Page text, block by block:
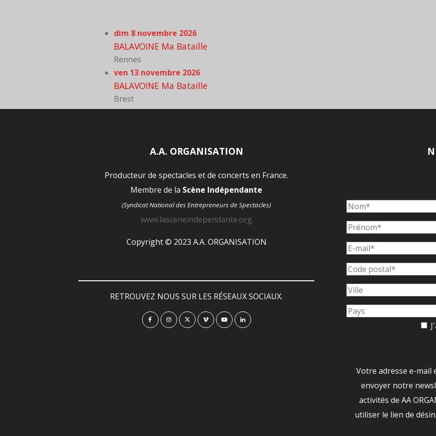
dim 8 novembre 2026
BALAVOINE Ma Bataille
Rennes
ven 13 novembre 2026
BALAVOINE Ma Bataille
Brest
A.A. ORGANISATION
Producteur de spectacles et de concerts en France.
Membre de la Scène Indépendante
(Syndicat National des Entrepreneurs de Spectacles)
www.lasceneindependante.org
Copyright © 2023 A.A. ORGANISATION
RETROUVEZ NOUS SUR LES RÉSEAUX SOCIAUX.
Votre adresse e-
envoyer notre
activités de AA
utiliser le lien de